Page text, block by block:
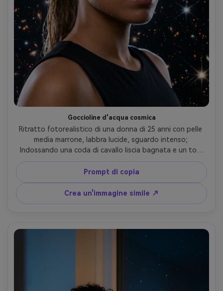
Goccioline d'acqua cosmica
Ritratto fotorealistico di una donna di 25 anni con pelle
media marrone, labbra lucide, sguardo intenso;
Indossando una coda di cavallo liscia bagnata e un top
nero minimalista; fine goccioline d'acqua sulla pelle
catturando la luce delle stelle, profondo cielo spaziale
dietro; Luce del bordo duro per lo scintillio, chiave
morbida sul viso; Sony A1, 85mm f/1.4; Primo piano
stretto, composizione drammatica; potente, umore di
Prompt di copia
Crea un'immagine simile ↗